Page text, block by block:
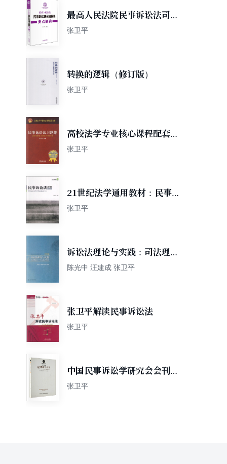
最高人民法院民事诉讼法司法
解释要点解读
张卫平
转换的逻辑（修订版）
张卫平
高校法学专业核心课程配套自
测：民事诉讼法习题集
张卫平
21世纪法学通用教材：民事诉
讼法教程
张卫平
诉讼法理论与实践：司法理念
与三大诉讼法修改（2006年
陈光中 汪建成 张卫平
张卫平解读民事诉讼法
张卫平
中国民事诉讼学研究会会刊
（第8辑）：民事程序法研究
张卫平